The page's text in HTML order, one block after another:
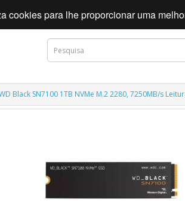
Black SN7100 1TB NVMe M.2 2280, 7250MB/s
cookies para lhe proporcionar uma